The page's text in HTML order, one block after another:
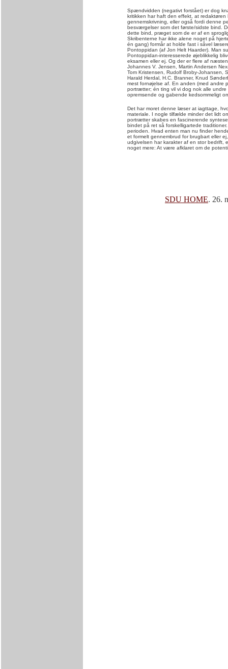
Spændvidden (negativt forstået) er dog
kritikken har haft den effekt, at
gennemskrivning, eller også fordi denne
besværgelser som det første/sidste bind.
dette bind, præget som de er af en
Skribenterne har ikke alene noget på
én gang) formår at holde fast i såvel
Pontoppidan (af Jon Helt Haarder). Man
Pontoppidan-interesserede øjeblikkelig
eksamen eller ej. Og der er flere af
Johannes V. Jensen, Martin Andersen
Tom Kristensen, Rudolf Broby-Johansen,
Harald Herdal, H.C. Branner, Knud
mest fornøjelse af. En anden (med andre
portrætter; én ting vil vi dog nok alle undre
opremsende og gabende kedsommeligt
Det har moret denne læser at iagttage,
materiale. I nogle tilfælde minder det lidt
portrætter skabes en fascinerende
bindet på ret så forskelligartede
perioden. Hvad enten man nu finder
et formelt gennembrud for brugbart eller
udgivelsen har karakter af en stor
noget mere: At være afklaret om de
SDU HOME. 26.